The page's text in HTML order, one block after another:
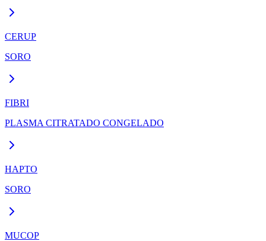
CERUP
SORO
FIBRI
PLASMA CITRATADO CONGELADO
HAPTO
SORO
MUCOP